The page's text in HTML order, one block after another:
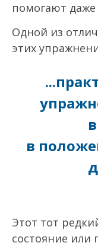
помогают
Одной из
этих
в
Этот тот
состояние или